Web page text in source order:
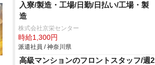
入寮/製造・工場/日勤/日払い/工場・製
造
株式会社京栄センター
時給1,300円
派遣社員 / 神奈川県
高級マンションのフロントスタッフ/週2